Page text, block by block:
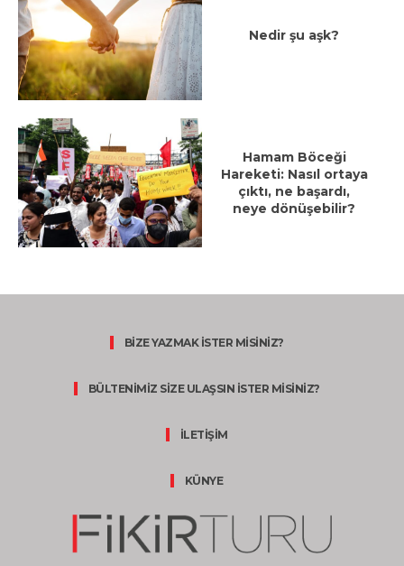
Nedir şu aşk?
Hamam Böceği
Hareketi: Nasıl ortaya
çıktı, ne başardı,
neye dönüşebilir?
BİZE YAZMAK İSTER MİSİNİZ?
BÜLTENİMİZ SİZE ULAŞSIN İSTER MİSİNİZ?
İLETİŞİM
KÜNYE